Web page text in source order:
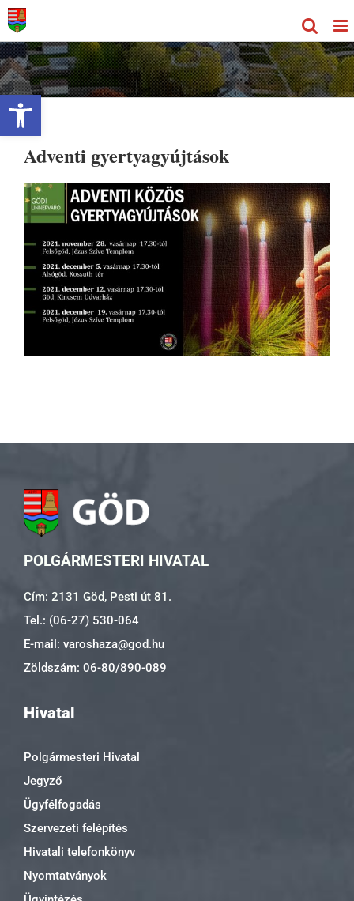
Eszköztár megnyitása
Kihagyás
Adventi gyertyagyújtások
POLGÁRMESTERI HIVATAL
Cím: 2131 Göd, Pesti út 81.
Tel.: (06-27) 530-064
E-mail: varoshaza@god.hu
Zöldszám: 06-80/890-089
Hivatal
Polgármesteri Hivatal
Jegyző
Ügyfélfogadás
Szervezeti felépítés
Hivatali telefonkönyv
Nyomtatványok